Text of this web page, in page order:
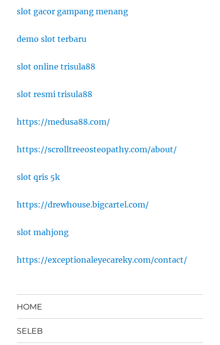
slot gacor gampang menang
demo slot terbaru
slot online trisula88
slot resmi trisula88
https://medusa88.com/
https://scrolltreeosteopathy.com/about/
slot qris 5k
https://drewhouse.bigcartel.com/
slot mahjong
https://exceptionaleyecareky.com/contact/
HOME
SELEB